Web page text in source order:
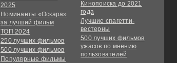
2025
Номинанты «Оскара»
за лучший фильм
ТОП 2024
250 лучших фильмов
500 лучших фильмов
Популярные фильмы
Кинопоиска до 2021
года
Лучшие спагетти-
вестерны
500 лучших фильмов
ужасов по мнению
пользователей